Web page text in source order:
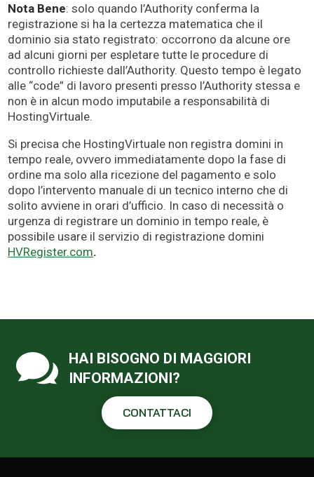
Nota Bene: solo quando l’Authority conferma la
registrazione si ha la certezza matematica che il
dominio sia stato registrato: occorrono da alcune ore
ad alcuni giorni per espletare tutte le procedure di
controllo richieste dall’Authority. Questo tempo è legato
alle “code” di lavoro presenti presso l’Authority stessa e
non è in alcun modo imputabile a responsabilità di
HostingVirtuale.
Si precisa che HostingVirtuale non registra domini in
tempo reale, ovvero immediatamente dopo la fase di
ordine ma solo alla ricezione del pagamento e solo
dopo l’intervento manuale di un tecnico interno che di
solito avviene in orari d’ufficio. In caso di necessità o
urgenza di registrare un dominio in tempo reale, è
possibile usare il servizio di registrazione domini
HVRegister.com.

HAI BISOGNO DI MAGGIORI
INFORMAZIONI?
CONTATTACI